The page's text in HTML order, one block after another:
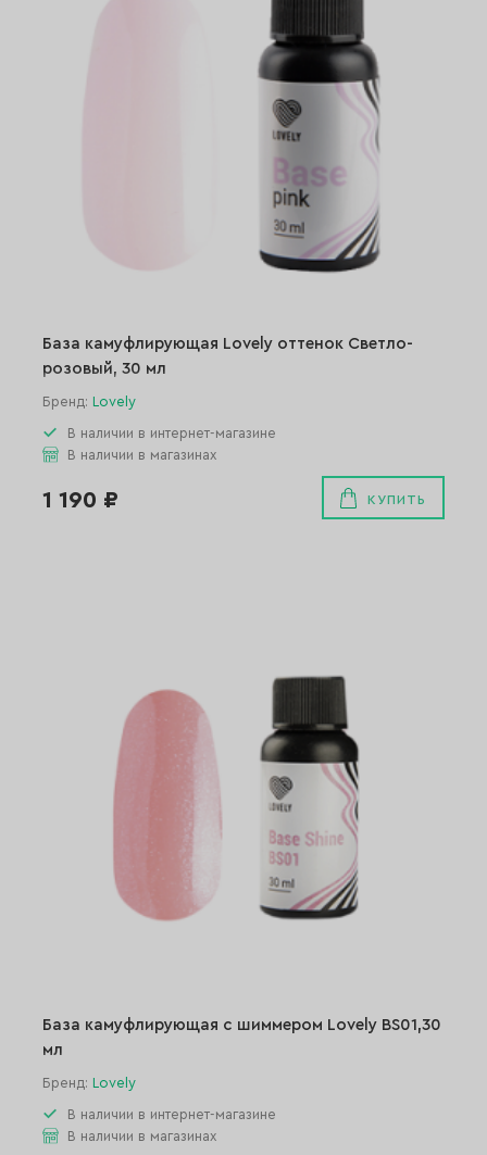
База камуфлирующая Lovely оттенок Светло-
розовый, 30 мл
Бренд: Lovely
В наличии в интернет-магазине
В наличии в магазинах
1 190 ₽ КУПИТЬ
База камуфлирующая с шиммером Lovely BS01,30
мл
Бренд: Lovely
В наличии в интернет-магазине
В наличии в магазинах